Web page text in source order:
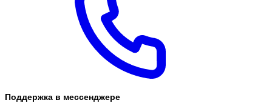
Поддержка в мессенджере